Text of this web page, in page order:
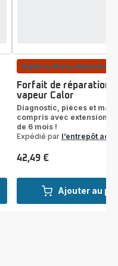
Ajouter au
Eligible au Bonus Réparation : -
Forfait de réparation
vapeur Calor
Diagnostic, pièces et
compris avec extension
de 6 mois !
Expédié par l’entrepôt
Prix
42,49 €